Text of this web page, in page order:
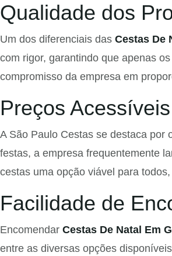
Qualidade dos
Um dos diferenciais das Cestas De
com rigor, garantindo que apenas
compromisso da empresa em
Preços
A São Paulo Cestas se destaca por
festas, a empresa frequentemente
cestas uma opção viável para
Facilidade de
Encomendar Cestas De Natal Em
entre as diversas opções